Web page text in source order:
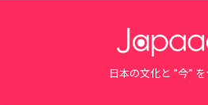
日本の文化と ”今” を